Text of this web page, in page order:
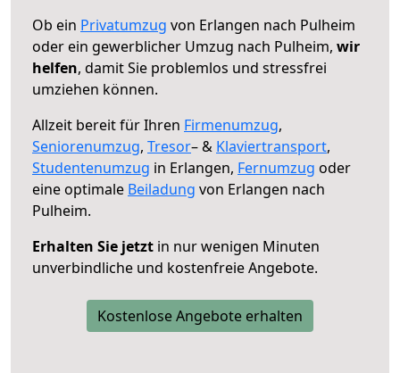
Ob ein Privatumzug von Erlangen nach Pulheim
oder ein gewerblicher Umzug nach Pulheim, wir
helfen, damit Sie problemlos und stressfrei
umziehen können.
Allzeit bereit für Ihren Firmenumzug,
Seniorenumzug, Tresor– & Klaviertransport,
Studentenumzug in Erlangen, Fernumzug oder
eine optimale Beiladung von Erlangen nach
Pulheim.
Erhalten Sie jetzt in nur wenigen Minuten
unverbindliche und kostenfreie Angebote.
Kostenlose Angebote erhalten